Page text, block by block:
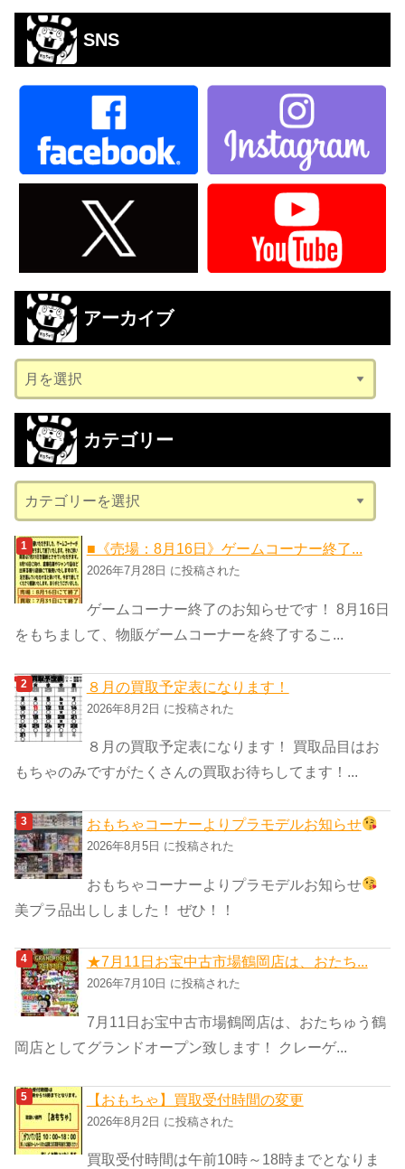
SNS
アーカイブ
ー
カ
ブ
カテゴリー
テ
ゴ
リ
ー
■《売場：8月16日》ゲームコーナー終了...
2026年7月28日 に投稿された
ゲームコーナー終了のお知らせです！ 8月16日
をもちまして、物販ゲームコーナーを終了するこ...
８月の買取予定表になります！
2026年8月2日 に投稿された
８月の買取予定表になります！ 買取品目はお
もちゃのみですがたくさんの買取お待ちしてます！...
おもちゃコーナーよりプラモデルお知らせ
2026年8月5日 に投稿された
おもちゃコーナーよりプラモデルお知らせ
美プラ品出ししました！ ぜひ！！
★7月11日お宝中古市場鶴岡店は、おたち...
2026年7月10日 に投稿された
7月11日お宝中古市場鶴岡店は、おたちゅう鶴
岡店としてグランドオープン致します！ クレーゲ...
【おもちゃ】買取受付時間の変更
2026年8月2日 に投稿された
買取受付時間は午前10時～18時までとなりま